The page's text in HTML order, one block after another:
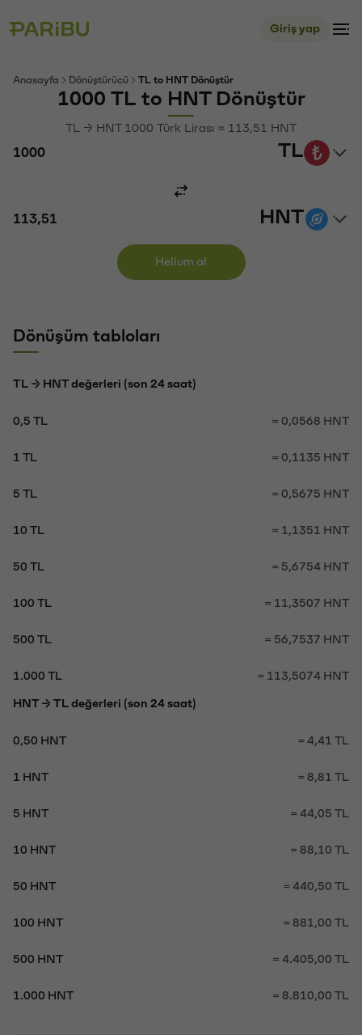
Giriş yap
Anasayfa Dönüştürücü TL to HNT Dönüştür
1000 TL to HNT Dönüştür
TL → HNT 1000 Türk Lirası ≈ 113,51 HNT
TL
HNT
Helium al
Dönüşüm tabloları
TL → HNT değerleri (son 24 saat)
0,5 TL = 0,0568 HNT
1 TL = 0,1135 HNT
5 TL = 0,5675 HNT
10 TL = 1,1351 HNT
50 TL = 5,6754 HNT
100 TL = 11,3507 HNT
500 TL = 56,7537 HNT
1.000 TL = 113,5074 HNT
HNT → TL değerleri (son 24 saat)
0,50 HNT = 4,41 TL
1 HNT = 8,81 TL
5 HNT = 44,05 TL
10 HNT = 88,10 TL
50 HNT = 440,50 TL
100 HNT = 881,00 TL
500 HNT = 4.405,00 TL
1.000 HNT = 8.810,00 TL